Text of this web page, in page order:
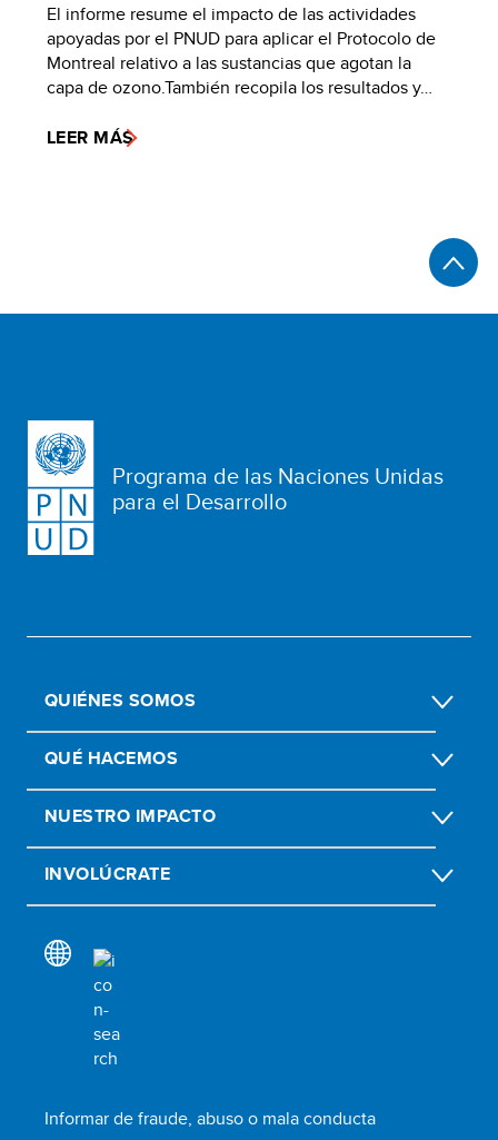
El informe resume el impacto de las actividades
apoyadas por el PNUD para aplicar el Protocolo de
Montreal relativo a las sustancias que agotan la
capa de ozono.También recopila los resultados y…
LEER MÁS
Programa de las Naciones Unidas
para el Desarrollo
QUIÉNES SOMOS
QUÉ HACEMOS
NUESTRO IMPACTO
INVOLÚCRATE
Informar de fraude, abuso o mala conducta